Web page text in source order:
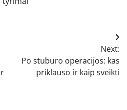
Next:
Po stuburo operacijos: kas
priklauso ir kaip sveikti